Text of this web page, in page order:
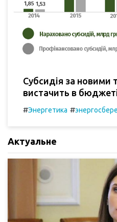
Субсидія за новими
вистачить в
#Энергетика #
Актуальне